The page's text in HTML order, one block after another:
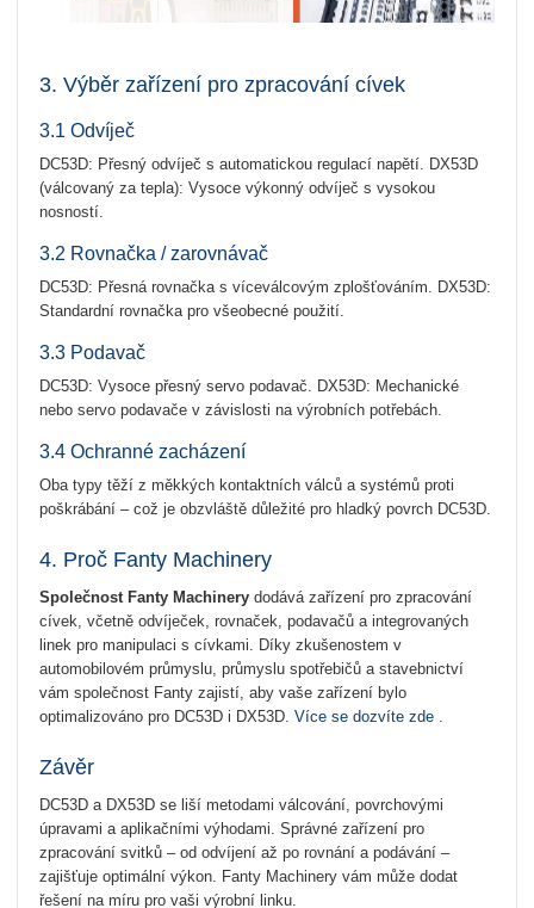
3. Výběr zařízení pro zpracování cívek
3.1 Odvíječ
DC53D: Přesný odvíječ s automatickou regulací napětí. DX53D
(válcovaný za tepla): Vysoce výkonný odvíječ s vysokou
nosností.
3.2 Rovnačka / zarovnávač
DC53D: Přesná rovnačka s víceválcovým zplošťováním. DX53D:
Standardní rovnačka pro všeobecné použití.
3.3 Podavač
DC53D: Vysoce přesný servo podavač. DX53D: Mechanické
nebo servo podavače v závislosti na výrobních potřebách.
3.4 Ochranné zacházení
Oba typy těží z měkkých kontaktních válců a systémů proti
poškrábání – což je obzvláště důležité pro hladký povrch DC53D.
4. Proč Fanty Machinery
Společnost Fanty Machinery dodává zařízení pro zpracování
cívek, včetně odvíječek, rovnaček, podavačů a integrovaných
linek pro manipulaci s cívkami. Díky zkušenostem v
automobilovém průmyslu, průmyslu spotřebičů a stavebnictví
vám společnost Fanty zajistí, aby vaše zařízení bylo
optimalizováno pro DC53D i DX53D.Více se dozvíte zde
Závěr
DC53D a DX53D se liší metodami válcování, povrchovými
úpravami a aplikačními výhodami. Správné zařízení pro
zpracování svitků – od odvíjení až po rovnání a podávání –
zajišťuje optimální výkon. Fanty Machinery vám může dodat
řešení na míru pro vaši výrobní linku.